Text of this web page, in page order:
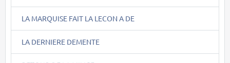
LA MARQUISE FAIT LA LECON A DE
LA DERNIERE DEMENTE